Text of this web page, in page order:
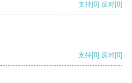
支持[0] 反对[0]
支持[0] 反对[0]